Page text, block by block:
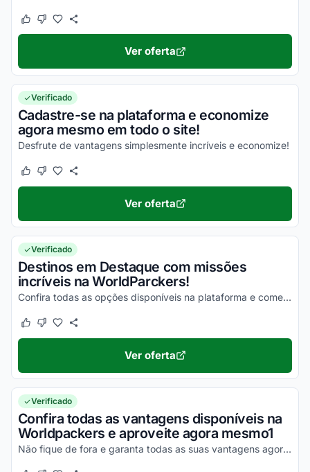
Este cupom funcionou
Este cupom não funcionou
Ver oferta
Verificado
Cadastre-se na plataforma e economize
agora mesmo em todo o site!
Desfrute de vantagens simplesmente incríveis e economize!
Este cupom funcionou
Este cupom não funcionou
Ver oferta
Verificado
Destinos em Destaque com missões
incríveis na WorldParckers!
Confira todas as opções disponíveis na plataforma e comece sua jornada!
Este cupom funcionou
Este cupom não funcionou
Ver oferta
Verificado
Confira todas as vantagens disponíveis na
Worldpackers e aproveite agora mesmo1
Não fique de fora e garanta todas as suas vantagens agora mesmo!